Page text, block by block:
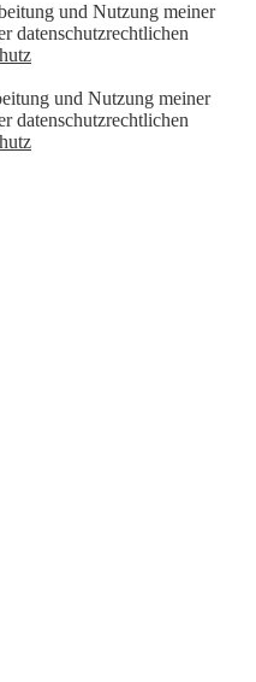
und Nutzung meiner
datenschutzrechtlichen
und Nutzung meiner
datenschutzrechtlichen